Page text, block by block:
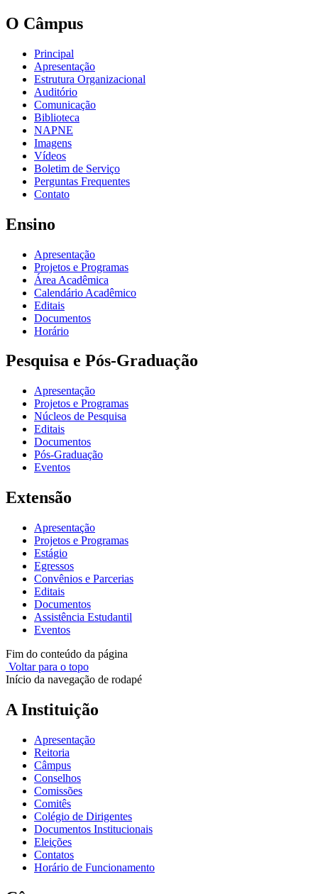
O Câmpus
Principal
Apresentação
Estrutura Organizacional
Auditório
Comunicação
Biblioteca
NAPNE
Imagens
Vídeos
Boletim de Serviço
Perguntas Frequentes
Contato
Ensino
Apresentação
Projetos e Programas
Área Acadêmica
Calendário Acadêmico
Editais
Documentos
Horário
Pesquisa e Pós-Graduação
Apresentação
Projetos e Programas
Núcleos de Pesquisa
Editais
Documentos
Pós-Graduação
Eventos
Extensão
Apresentação
Projetos e Programas
Estágio
Egressos
Convênios e Parcerias
Editais
Documentos
Assistência Estudantil
Eventos
Fim do conteúdo da página
Voltar para o topo
Início da navegação de rodapé
A Instituição
Apresentação
Reitoria
Câmpus
Conselhos
Comissões
Comitês
Colégio de Dirigentes
Documentos Institucionais
Eleições
Contatos
Horário de Funcionamento